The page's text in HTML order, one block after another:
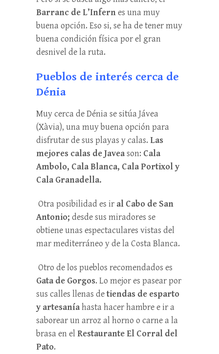
Barranc de L’Infernes una muy
buena opción. Eso si, se ha de tener muy
buena condición física por el gran
desnivel de la ruta.
Pueblos de interés cerca de
Dénia
Muy cerca de Dénia se sitúa Jávea
(Xàvia), una muy buena opción para
disfrutar de sus playas y calas. Las
mejores calas de Javeason: Cala
Ambolo, Cala Blanca, Cala Portixol y
Cala Granadella.
Otra posibilidad es ir al Cabo de San
Antonio; desde sus miradores se
obtiene unas espectaculares vistas del
mar mediterráneo y de la Costa Blanca.
Otro de los pueblos recomendados es
Gata de Gorgos. Lo mejor es pasear por
sus calles llenas detiendas de esparto
y artesaníahasta hacer hambre e ir a
saborear un arroz al horno o carne a la
brasa en elRestaurante El Corral del
Pato.